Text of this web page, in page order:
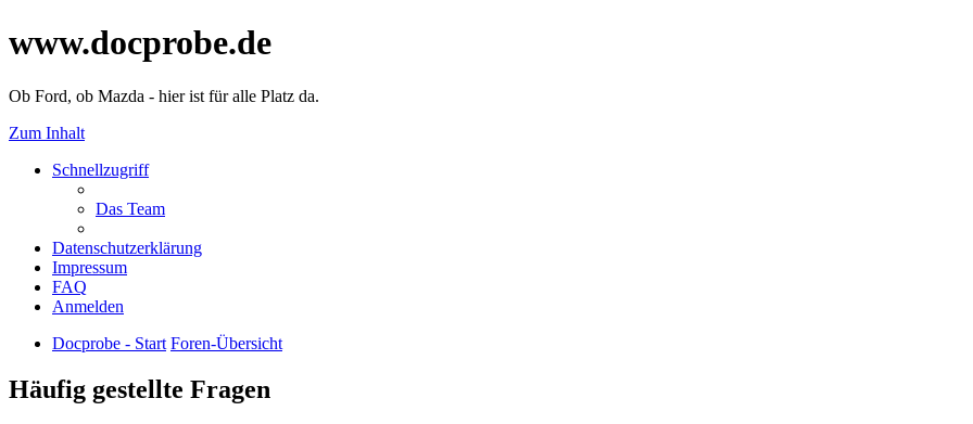
www.docprobe.de
Ob Ford, ob Mazda - hier ist für alle Platz da.
Zum Inhalt
Schnellzugriff
Das Team
Datenschutzerklärung
Impressum
FAQ
Anmelden
Docprobe - Start Foren-Übersicht
Häufig gestellte Fragen